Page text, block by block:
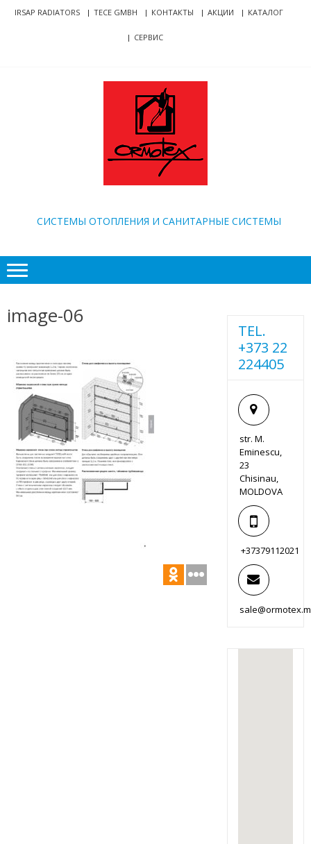
Skip
SkipIRSAP RADIATORS TECE GMBH КОНТАКТЫ АКЦИИ КАТАЛОГ
СЕРВИС
CИСТЕМЫ ОТОПЛЕНИЯ И САНИТАРНЫЕ СИСТЕМЫ
image-06
TEL.
+373 22
224405
str. M.
Eminescu,
23
Chisinau,
MOLDOVA
+37379112021